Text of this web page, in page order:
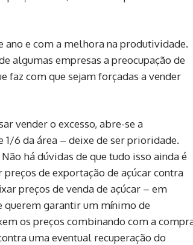
ano e com a melhora na produtividade.
algumas empresas a preocupação de
faz com que sejam forçadas a vender
vender o excesso, abre-se a
6 da área – deixe de ser prioridade.
há dúvidas de que tudo isso ainda é
de exportação de açúcar contra
preços de venda de açúcar – em
querem garantir um mínimo de
os preços combinando com a
uma eventual recuperação do